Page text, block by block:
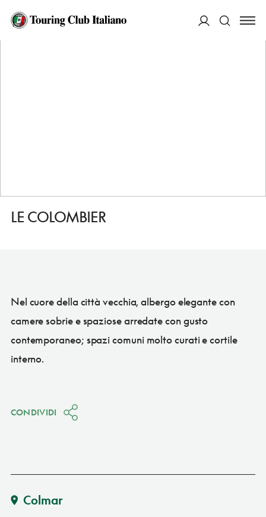
HOME
LE COLOMBIER
Nel cuore della città vecchia, albergo elegante con
camere sobrie e spaziose arredate con gusto
contemporaneo; spazi comuni molto curati e cortile
interno.
CONDIVIDI
Colmar